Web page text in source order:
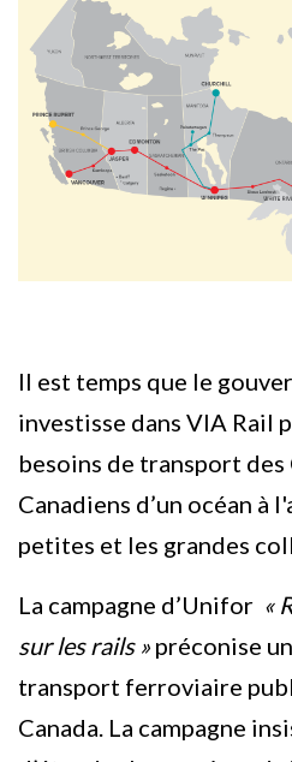
Il est temps que le
investisse dans VIA Rail
besoins de transport des
Canadiens d’un océan à
petites et les grandes
La campagne d’Unifor «
sur les rails » préconise
transport ferroviaire
Canada. La campagne